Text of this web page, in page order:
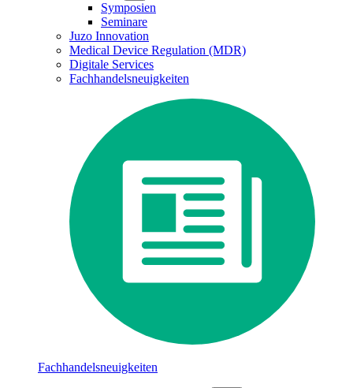
Symposien
Seminare
Juzo Innovation
Medical Device Regulation (MDR)
Digitale Services
Fachhandelsneuigkeiten
Fachhandelsneuigkeiten